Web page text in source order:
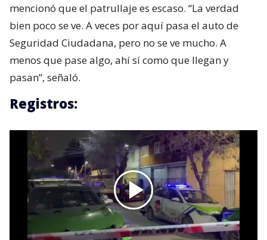
mencionó que el patrullaje es escaso. “La verdad
bien poco se ve. A veces por aquí pasa el auto de
Seguridad Ciudadana, pero no se ve mucho. A
menos que pase algo, ahí sí como que llegan y
pasan”, señaló.
Registros: